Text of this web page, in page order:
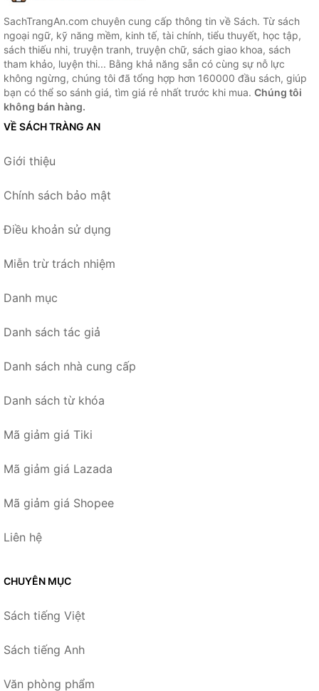
SachTrangAn.com chuyên cung cấp thông tin về Sách. Từ sách
ngoại ngữ, kỹ năng mềm, kinh tế, tài chính, tiểu thuyết, học tập,
sách thiếu nhi, truyện tranh, truyện chữ, sách giao khoa, sách
tham khảo, luyện thi... Bằng khả năng sẵn có cùng sự nỗ lực
không ngừng, chúng tôi đã tổng hợp hơn 160000 đầu sách, giúp
bạn có thể so sánh giá, tìm giá rẻ nhất trước khi mua. Chúng tôi
không bán hàng.
VỀ SÁCH TRÀNG AN
Giới thiệu
Chính sách bảo mật
Điều khoản sử dụng
Miễn trừ trách nhiệm
Danh mục
Danh sách tác giả
Danh sách nhà cung cấp
Danh sách từ khóa
Mã giảm giá Tiki
Mã giảm giá Lazada
Mã giảm giá Shopee
Liên hệ
CHUYÊN MỤC
Sách tiếng Việt
Sách tiếng Anh
Văn phòng phẩm